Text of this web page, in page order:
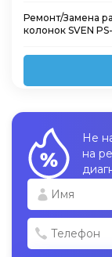
Ремонт/Замена
колонок SVEN
Не
на